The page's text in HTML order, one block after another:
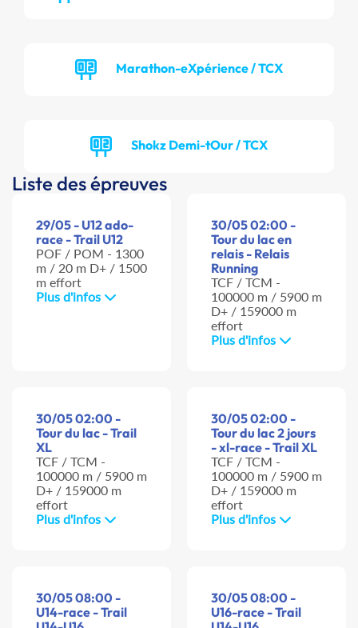
Marathon-eXpérience / TCX
Shokz Demi-tOur / TCX
Liste des épreuves
29/05 - U12 ado-
race - Trail U12
POF / POM - 1300
m / 20 m D+ / 1500
m effort
Plus d'infos
30/05 02:00 -
Tour du lac en
relais - Relais
Running
TCF / TCM -
100000 m / 5900 m
D+ / 159000 m
effort
Plus d'infos
30/05 02:00 -
Tour du lac - Trail
XL
TCF / TCM -
100000 m / 5900 m
D+ / 159000 m
effort
Plus d'infos
30/05 02:00 -
Tour du lac 2 jours
- xl-race - Trail XL
TCF / TCM -
100000 m / 5900 m
D+ / 159000 m
effort
Plus d'infos
30/05 08:00 -
U14-race - Trail
30/05 08:00 -
U16-race - Trail